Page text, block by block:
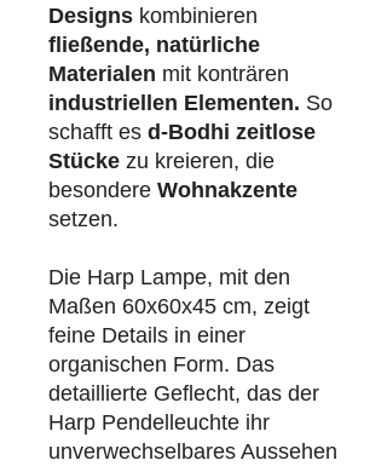
Designs kombinieren
fließende, natürliche
Materialen mit konträren
industriellen Elementen. So
schafft es d-Bodhi zeitlose
Stücke zu kreieren, die
besondere Wohnakzente
setzen.
Die Harp Lampe, mit den
Maßen 60x60x45 cm, zeigt
feine Details in einer
organischen Form. Das
detaillierte Geflecht, das der
Harp Pendelleuchte ihr
unverwechselbares Aussehen